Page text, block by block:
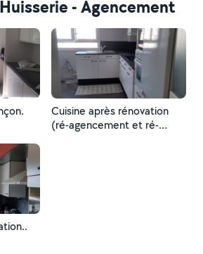
- Agencement
Cuisine après rénovation
(ré-agencement et ré-